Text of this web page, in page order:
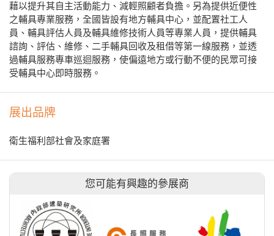
藉以提升其自主活動能力、減輕照顧者負擔。另為提供近便性
之輔具專業服務，全國皆設有地方輔具中心，並配置社工人
員、輔具評估人員及輔具維修技術人員等專業人員，提供輔具
諮詢、評估、維修、二手輔具回收及租借等第一線服務，並透
過輔具服務專車巡迴服務，使偏遠地方或行動不便的民眾可接
受輔具中心即時服務。
展出品牌
衛生福利部社會及家庭署
您可能有興趣的參展商